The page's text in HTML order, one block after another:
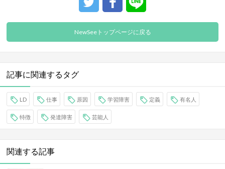
NewSeeトップページに戻る
記事に関連するタグ
LD 仕事 原因 学習障害 定義 有名人
特徴 発達障害 芸能人
関連する記事